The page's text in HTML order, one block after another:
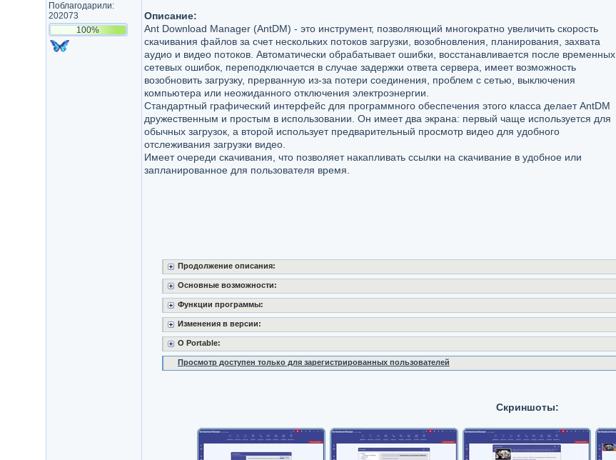
Поблагодарили:
202073
100%
Описание:
Ant Download Manager (AntDM) - это инструмент, позволяющий многократно увеличить скорость
скачивания файлов за счет нескольких потоков загрузки, возобновления, планирования, захвата
аудио и видео потоков. Автоматически обрабатывает ошибки, восстанавливается после временных
сетевых ошибок, переподключается в случае задержки ответа сервера, имеет возможность
возобновить загрузку, прерванную из-за потери соединения, проблем с сетью, выключения
компьютера или неожиданного отключения электроэнергии.
Стандартный графический интерфейс для программного обеспечения этого класса делает AntDM
дружественным и простым в использовании. Он имеет два экрана: первый чаще используется для
обычных загрузок, а второй использует предварительный просмотр видео для удобного
отслеживания загрузки видео.
Имеет очереди скачивания, что позволяет накапливать ссылки на скачивание в удобное или
запланированное для пользователя время.
Продолжение описания:
Основные возможности:
Функции программы:
Изменения в версии:
O Portable:
Просмотр доступен только для зарегистрированных пользователей
Скриншоты: